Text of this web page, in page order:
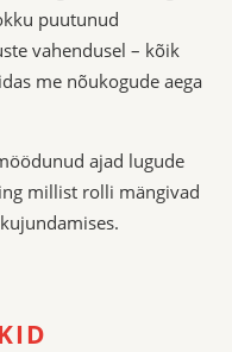
puutunud
vahendusel – kõik
me nõukogude aega
ajad lugude
millist rolli mängivad